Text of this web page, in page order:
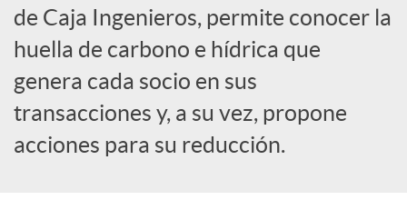
i
a
l
de Caja Ingenieros, permite conocer la
huella de carbono e hídrica que
genera cada socio en sus
transacciones y, a su vez, propone
acciones para su reducción.